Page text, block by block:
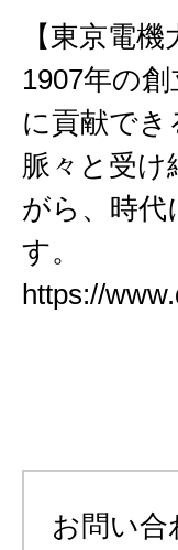
【東京電機
1907年の
に貢献で
脈々と受け
がら、時代
す。
https://
お問い合